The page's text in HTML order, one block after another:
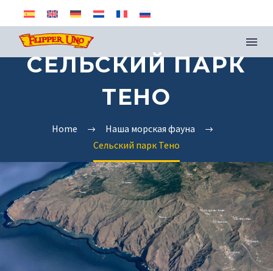
СЕЛЬСКИЙ ПАРК
ТЕНО
Home
Наша морская фауна
Сельский парк Тено